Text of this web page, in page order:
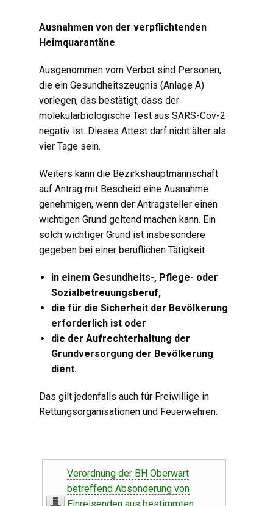
Ausnahmen von der verpflichtenden
Heimquarantäne
Ausgenommen vom Verbot sind Personen,
die ein Gesundheitszeugnis (Anlage A)
vorlegen, das bestätigt, dass der
molekularbiologische Test aus SARS-Cov-2
negativ ist. Dieses Attest darf nicht älter als
vier Tage sein.
Weiters kann die Bezirkshauptmannschaft
auf Antrag mit Bescheid eine Ausnahme
genehmigen, wenn der Antragsteller einen
wichtigen Grund geltend machen kann. Ein
solch wichtiger Grund ist insbesondere
gegeben bei einer beruflichen Tätigkeit
in einem Gesundheits-, Pflege- oder
Sozialbetreuungsberuf,
die für die Sicherheit der Bevölkerung
erforderlich ist oder
die der Aufrechterhaltung der
Grundversorgung der Bevölkerung
dient.
Das gilt jedenfalls auch für Freiwillige in
Rettungsorganisationen und Feuerwehren.
Verordnung der BH Oberwart
betreffend Absonderung von